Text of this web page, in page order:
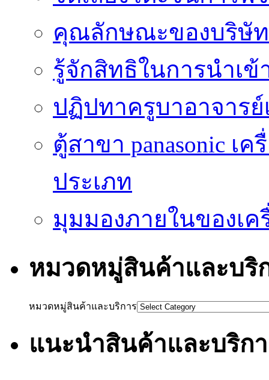
คุณลักษณะของบริษัท
รู้จักสิทธิในการนำเ
ปฏิปทาครูบาอาจาร
ตู้สาขา panasonic เ
ประเภท
มุมมองภายในของเค
หมวดหมู่สินค้าและบริ
หมวดหมู่สินค้าและบริการ
แนะนำสินค้าและบริก